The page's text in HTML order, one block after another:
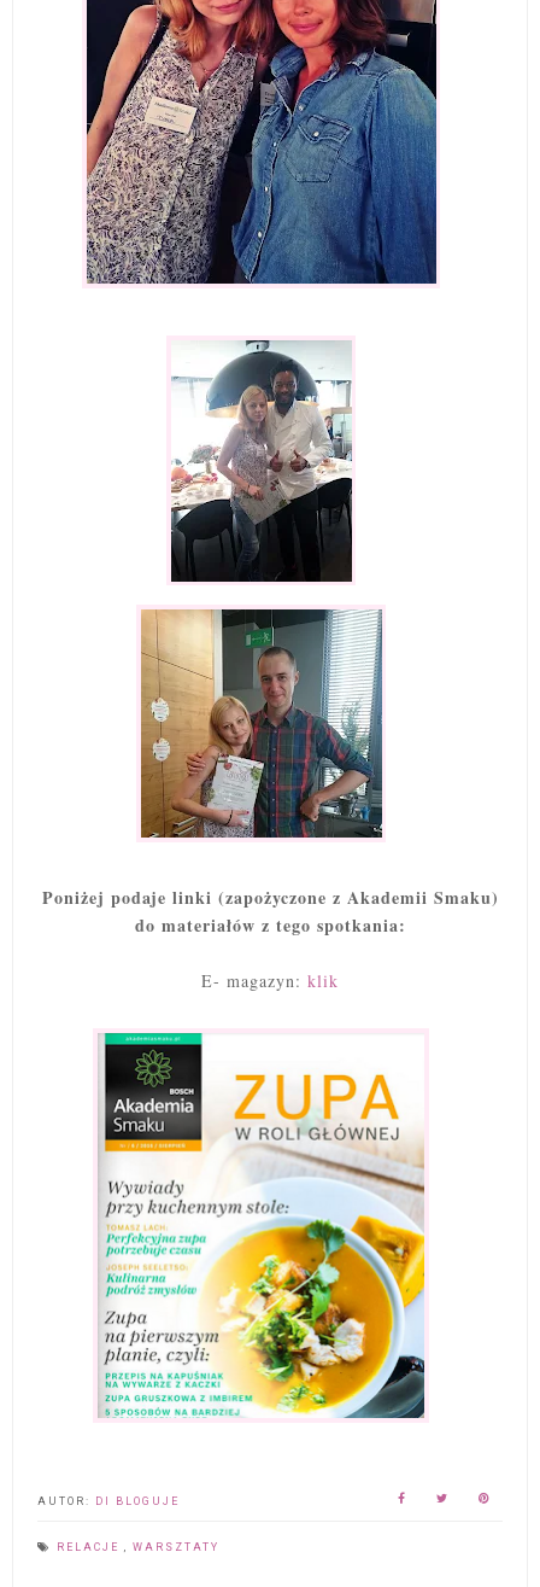
Poniżej podaje linki (zapożyczone z Akademii Smaku)
do materiałów z tego spotkania:
E- magazyn: klik
AUTOR: DI BLOGUJE
RELACJE WARSZTATY